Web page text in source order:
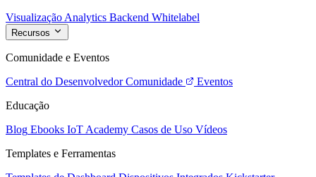
Visualização Analytics Backend Whitelabel
Recursos
Comunidade e Eventos
Central do Desenvolvedor Comunidade
Eventos
Educação
Blog Ebooks IoT Academy Casos de Uso Vídeos
Templates e Ferramentas